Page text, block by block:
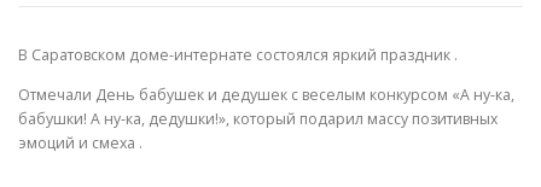
В Саратовском доме-интернате состоялся яркий праздник .
Отмечали День бабушек и дедушек с веселым конкурсом «А ну-ка,
бабушки! А ну-ка, дедушки!», который подарил массу позитивных
эмоций и смеха .